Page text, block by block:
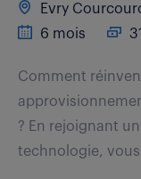
Evry
6 mois
Comment
? En rejoignant
technologie,